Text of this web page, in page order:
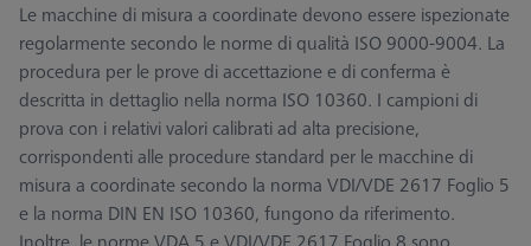
Le macchine di misura a coordinate devono essere ispezionate
regolarmente secondo le norme di qualità ISO 9000-9004. La
procedura per le prove di accettazione e di conferma è
descritta in dettaglio nella norma ISO 10360. I campioni di
prova con i relativi valori calibrati ad alta precisione,
corrispondenti alle procedure standard per le macchine di
misura a coordinate secondo la norma VDI/VDE 2617 Foglio 5
e la norma DIN EN ISO 10360, fungono da riferimento.